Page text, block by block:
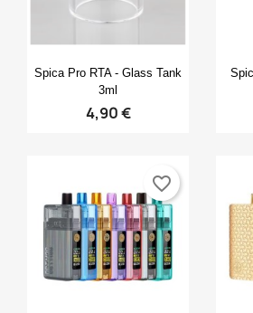
Anteprima
Spica Pro RTA - Glass Tank
3ml
4,90 €
favorite_border